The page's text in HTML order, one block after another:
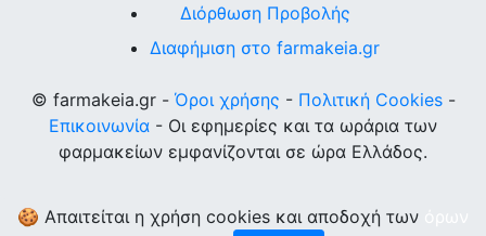
Διόρθωση Προβολής
Διαφήμιση στο farmakeia.gr
© farmakeia.gr - Όροι χρήσης - Πολιτική Cookies-
Επικοινωνία - Οι εφημερίες και τα ωράρια των
φαρμακείων εμφανίζονται σε ώρα Ελλάδος.
🍪 Απαιτείται η χρήση cookies και αποδοχή των